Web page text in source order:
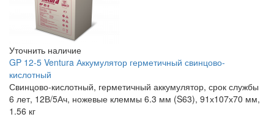
Уточнить наличие
GP 12-5 Ventura Аккумулятор герметичный свинцово-
кислотный
Свинцово-кислотный, герметичный аккумулятор, срок службы
6 лет, 12В/5Ач, ножевые клеммы 6.3 мм (S63), 91х107х70 мм,
1.56 кг